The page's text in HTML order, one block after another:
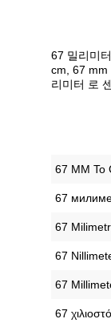
67 밀리미
cm, 67 mm
리미터 로
‎67 MM To
‎67
‎67
‎67
‎67
‎67